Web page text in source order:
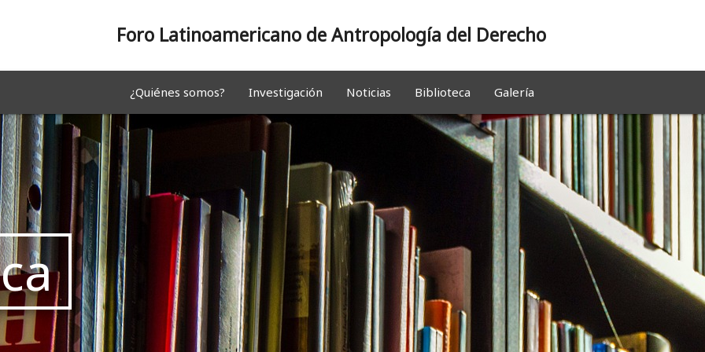
Foro Latinoamericano de Antropología del Derecho
¿Quiénes somos? Investigación Noticias Biblioteca Galería